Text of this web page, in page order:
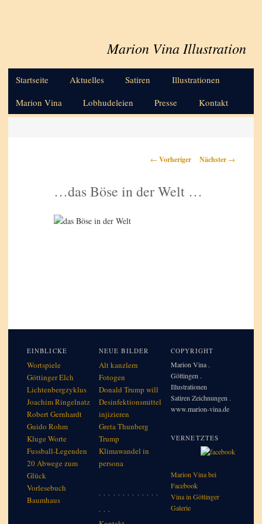
Marion Vina Illustration
Hauptmenü
Zum primären Inhalt springen
Startseite Aktuelles Satiren
Illustrationen
Marion Vina
Lobhudeleien Presse Kontakt
Beitragsnavigation
← Vorheriger Nächster →
…das Böse in der Welt …
EINBLICKE
Wortspiele
Göttinger Elch
Lichtenbergzyklus
Joachim Ringelnatz
Robert Gernhardt
Guido Rohm
Kluge Worte
Fussball-Legenden
20 Abwege zum
Glück
Vorlesebuch
Baumhaus
NEUE BILDER
Alt kanzlern
Fotogen
Donald Trump will
Desinfektionsmittel
injizieren
Greta Thunberg
Trump
Klimawandel in
per­so­na
. . . . . . . . . . . . .
. . .
COPYRIGHT
Marion Vina .
Göttingen .
Illustrationen
Satiren Zeichnungen .
www.marion-vina.de
VERNETZTES
Marion Vina bei
Facebook
Vina in Göttinger
Galerie